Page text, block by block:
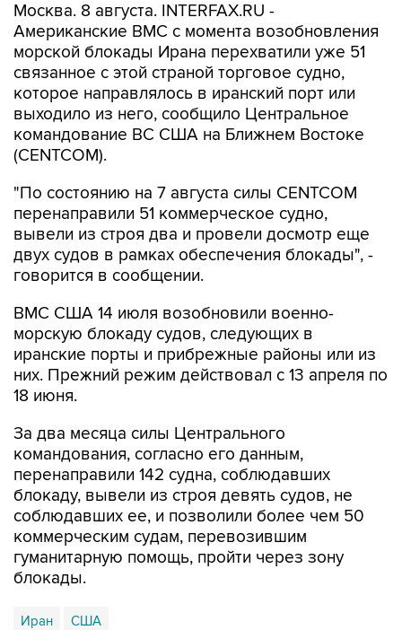
Москва. 8 августа. INTERFAX.RU -
Американские ВМС с момента возобновления
морской блокады Ирана перехватили уже 51
связанное с этой страной торговое судно,
которое направлялось в иранский порт или
выходило из него, сообщило Центральное
командование ВС США на Ближнем Востоке
(CENTCOM).
"По состоянию на 7 августа силы CENTCOM
перенаправили 51 коммерческое судно,
вывели из строя два и провели досмотр еще
двух судов в рамках обеспечения блокады", -
говорится в сообщении.
ВМС США 14 июля возобновили военно-
морскую блокаду судов, следующих в
иранские порты и прибрежные районы или из
них. Прежний режим действовал с 13 апреля по
18 июня.
За два месяца силы Центрального
командования, согласно его данным,
перенаправили 142 судна, соблюдавших
блокаду, вывели из строя девять судов, не
соблюдавших ее, и позволили более чем 50
коммерческим судам, перевозившим
гуманитарную помощь, пройти через зону
блокады.
Иран США